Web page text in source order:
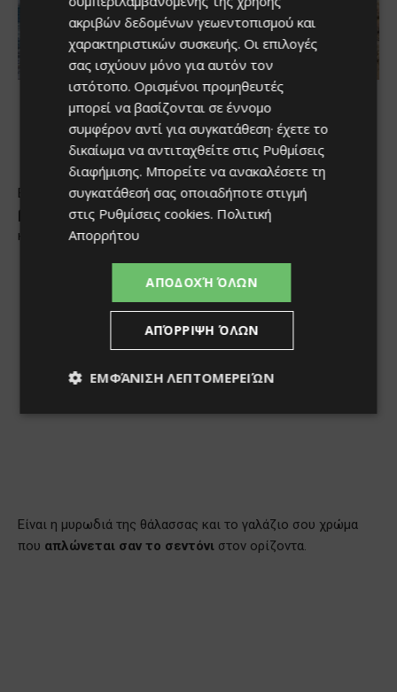
ακριβών δεδομένων γεωεντοπισμού και
χαρακτηριστικών συσκευής. Οι επιλογές
σας ισχύουν μόνο για αυτόν τον
ιστότοπο. Ορισμένοι προμηθευτές
μπορεί να βασίζονται σε έννομο
συμφέρον αντί για συγκατάθεση· έχετε το
δικαίωμα να αντιταχθείτε στις Ρυθμίσεις
διαφήμισης. Μπορείτε να ανακαλέσετε τη
συγκατάθεσή σας οποιαδήποτε στιγμή
στις Ρυθμίσεις cookies. Πολιτική
Απορρήτου
ΑΠΟΔΟΧΉ ΌΛΩΝ
ΑΠΌΡΡΙΨΗ ΌΛΩΝ
ΕΜΦΆΝΙΣΗ ΛΕΠΤΟΜΕΡΕΙΏΝ